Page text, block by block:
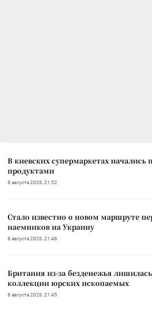
В киевских супермаркетах начались
продуктами
8 августа 2026, 21:52
Стало известно о новом маршруте
наемников на Украину
8 августа 2026, 21:48
Британия из-за безденежья
коллекции юрских ископаемых
8 августа 2026, 21:45